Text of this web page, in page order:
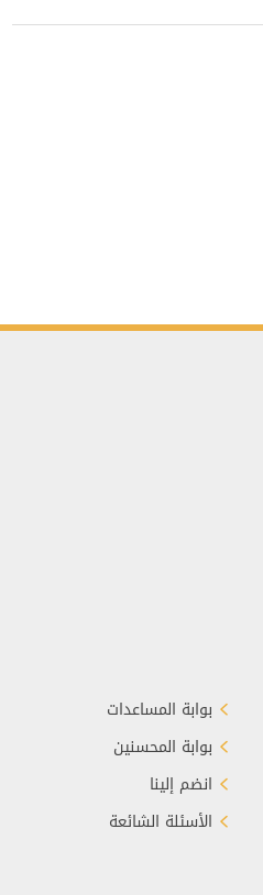
بوابة المساعدات
بوابة المحسنين
انضم إلينا
الأسئلة الشائعة